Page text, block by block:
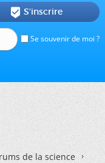
Se souvenir de moi ?
 S'inscrire
de la science